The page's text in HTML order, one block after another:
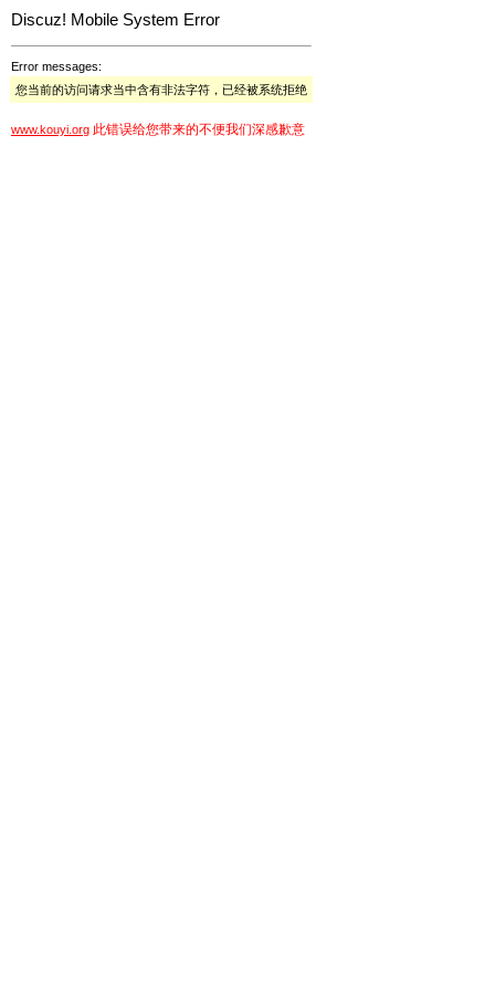
Discuz! Mobile System Error
Error messages:
您当前的访问请求当中含有非法字符，已经被系统拒绝
www.kouyi.org 此错误给您带来的不便我们深感歉意